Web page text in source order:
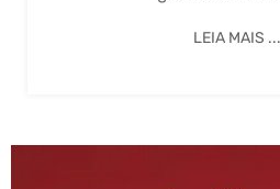
LEIA MAIS ...